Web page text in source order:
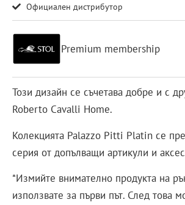
Официален дистрибутор
Premium membership
Този дизайн се съчетава добре и с
Roberto Cavalli Home.
Колекцията Palazzo Pitti Platin се
серия от допълващи артикули и
*Измийте внимателно продукта на
използвате за първи път. След това